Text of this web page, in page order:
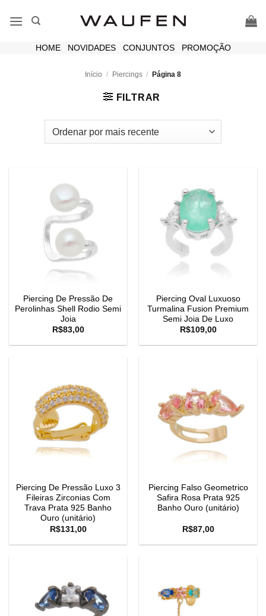
HOME| NOVIDADES| CONJUNTOS| PROMOÇÃO
Início / Piercings / Página 8
FILTRAR
Piercing De Pressão De
Perolinhas Shell Rodio Semi
Joia
R$83,00
Piercing Oval Luxuoso
Turmalina Fusion Premium
Semi Joia De Luxo
R$109,00
Piercing De Pressão Luxo 3
Fileiras Zirconias Com
Trava Prata 925 Banho
Ouro (unitário)
R$131,00
Piercing Falso Geometrico
Safira Rosa Prata 925
Banho Ouro (unitário)
R$87,00